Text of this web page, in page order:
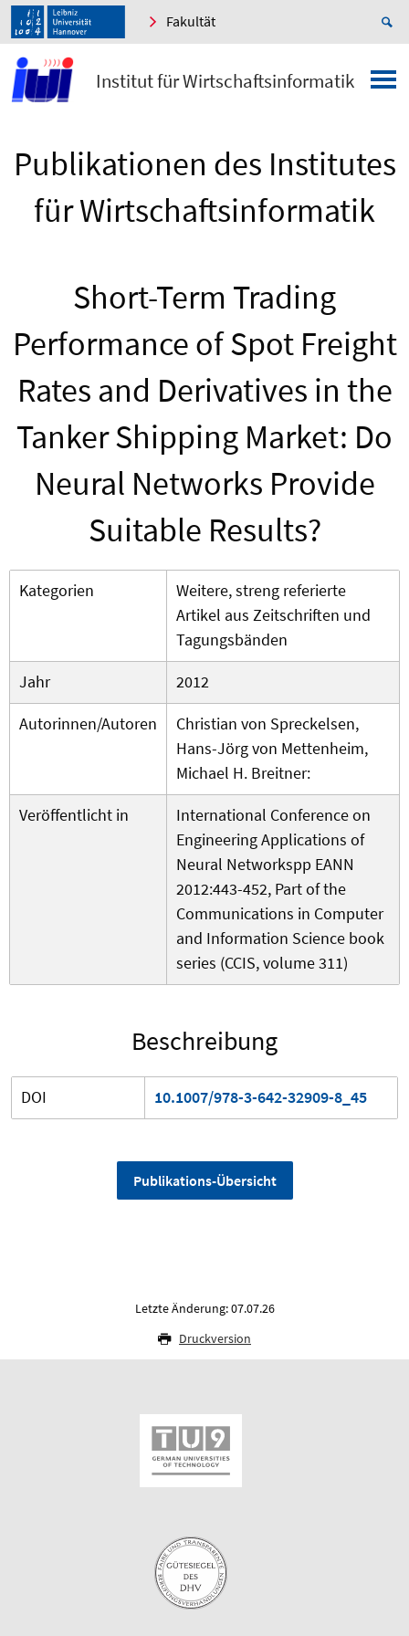
Fakultät
Institut für Wirtschaftsinformatik
Publikationen des Institutes
für Wirtschaftsinformatik
Short-Term Trading
Performance of Spot Freight
Rates and Derivatives in the
Tanker Shipping Market: Do
Neural Networks Provide
Suitable Results?
Kategorien
Weitere, streng referierte
Artikel aus Zeitschriften und
Tagungsbänden
Jahr
2012
Autorinnen/Autoren
Christian von Spreckelsen,
Hans-Jörg von Mettenheim,
Michael H. Breitner:
Veröffentlicht in
International Conference on
Engineering Applications of
Neural Networkspp EANN
2012:443-452, Part of the
Communications in Computer
and Information Science book
series (CCIS, volume 311)
Beschreibung
DOI 10.1007/978-3-642-32909-8_45
Publikations-Übersicht
Letzte Änderung: 07.07.26
Druckversion